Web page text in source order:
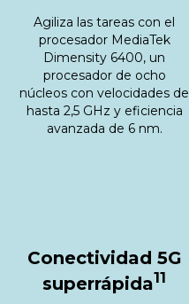
Agiliza las tareas con el
procesador MediaTek
Dimensity 6400, un
procesador de ocho
núcleos con velocidades de
hasta 2,5 GHz y eficiencia
avanzada de 6 nm.
Conectividad 5G
superrápida11